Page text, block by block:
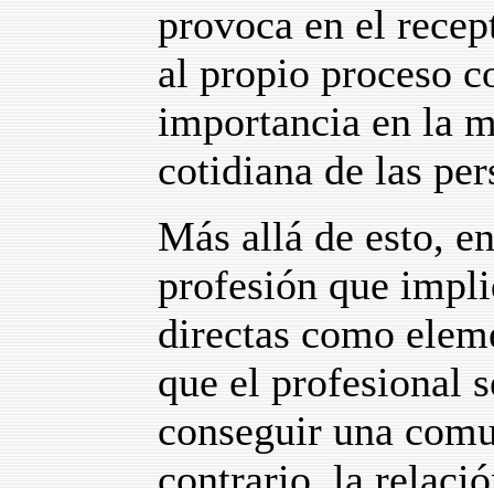
provoca en el
al propio proceso
importancia en la
cotidiana de las
Más allá de esto,
profesión que
directas como
que el profesional
conseguir una